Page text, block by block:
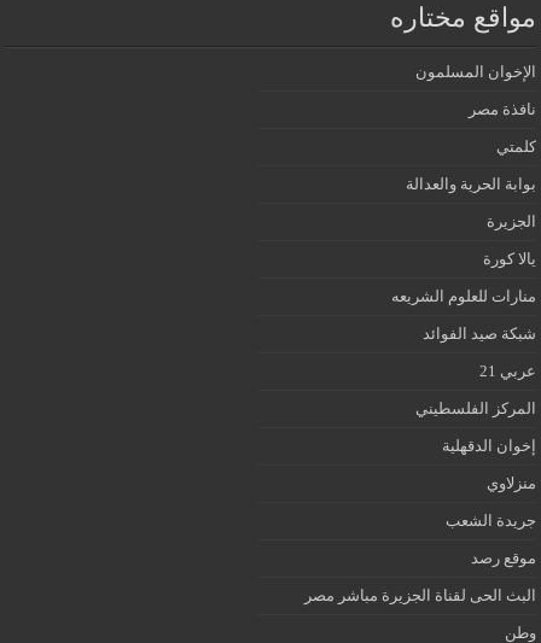
مواقع مختاره
الإخوان المسلمون
نافذة مصر
كلمتي
بوابة الحرية والعدالة
الجزيرة
يالا كورة
منارات للعلوم الشريعه
شبكة صيد الفوائد
عربي 21
المركز الفلسطيني
إخوان الدقهلية
منزلاوي
جريدة الشعب
موقع رصد
البث الحى لقناة الجزيرة مباشر مصر
وطن